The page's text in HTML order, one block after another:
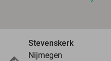
Stevenskerk
Nijmegen